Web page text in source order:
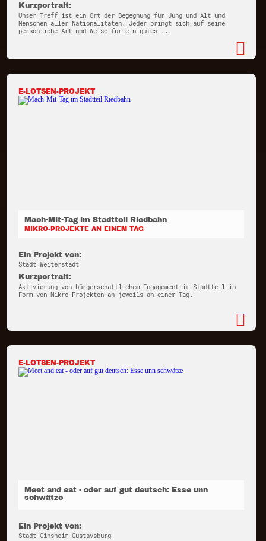
Kurzportrait:
Unser Treff ist ein Ort der Begegnung für Jung und Alt und
Menschen aller Nationalitäten. Jeder bringt sich auf seine
persönliche Art und Weise für ein gutes ...
E-LOTSEN-PROJEKT
Mach-Mit-Tag im Stadtteil Riedbahn
MIKRO-PROJEKTE AN EINEM TAG
Ein Projekt von:
Stadt Weiterstadt
Kurzportrait:
Aktivierung von bürgerschaftlichem Engagement im Stadtteil in
Form von Mikro-Projekten an jeweils an einem Tag.
E-LOTSEN-PROJEKT
Meet and eat - oder auf gut deutsch: Esse unn
schwätze
Ein Projekt von:
Stadt Ginsheim-Gustavsburg